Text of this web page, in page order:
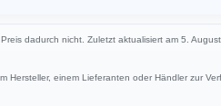
dadurch nicht. Zuletzt aktualisiert am 5.
einem Lieferanten oder Händler zur